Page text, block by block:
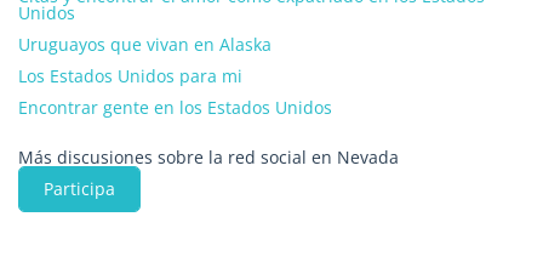
Unidos
Uruguayos que vivan en Alaska
Los Estados Unidos para mi
Encontrar gente en los Estados Unidos
Más discusiones sobre la red social en Nevada
Participa